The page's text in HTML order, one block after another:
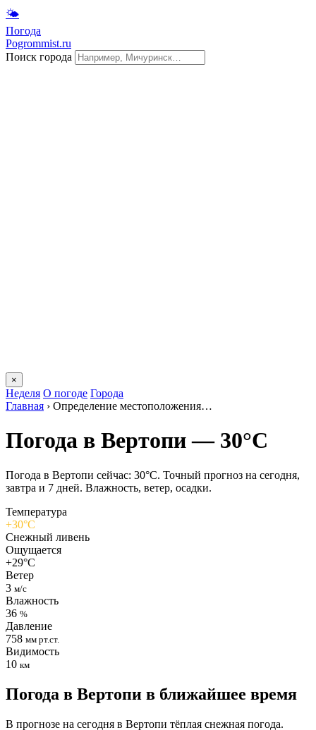
🌤
Погода
Pogrommist.ru
Поиск города
×
Неделя О погоде Города
Главная › Определение местоположения…
Погода в Вертопи — 30°C
Погода в Вертопи сейчас: 30°C. Точный прогноз на сегодня,
завтра и 7 дней. Влажность, ветер, осадки.
Температура
+30°C
Снежный ливень
Ощущается
+29°C
Ветер
3 м/с
Влажность
36 %
Давление
758 мм рт.ст.
Видимость
10 км
Погода в Вертопи в ближайшее время
В прогнозе на сегодня в Вертопи тёплая снежная погода.